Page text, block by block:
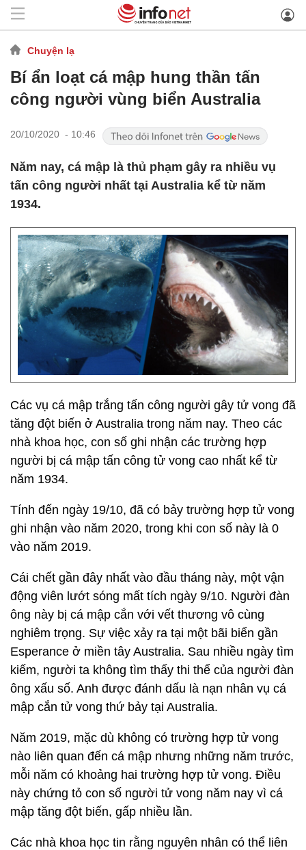
Chuyện lạ
Bí ẩn loạt cá mập hung thần tấn
công người vùng biển Australia
20/10/2020 - 10:46
Năm nay, cá mập là thủ phạm gây ra nhiều vụ
tấn công người nhất tại Australia kể từ năm
1934.
Các vụ cá mập trắng tấn công người gây tử vong đã
tăng đột biến ở Australia trong năm nay. Theo các
nhà khoa học, con số ghi nhận các trường hợp
người bị cá mập tấn công tử vong cao nhất kể từ
năm 1934.
Tính đến ngày 19/10, đã có bảy trường hợp tử vong
ghi nhận vào năm 2020, trong khi con số này là 0
vào năm 2019.
Cái chết gần đây nhất vào đầu tháng này, một vận
động viên lướt sóng mất tích ngày 9/10. Người đàn
ông này bị cá mập cắn với vết thương vô cùng
nghiêm trọng. Sự việc xảy ra tại một bãi biển gần
Esperance ở miền tây Australia. Sau nhiều ngày tìm
kiếm, người ta không tìm thấy thi thể của người đàn
ông xấu số. Anh được đánh dấu là nạn nhân vụ cá
mập cắn tử vong thứ bảy tại Australia.
Năm 2019, mặc dù không có trường hợp tử vong
nào liên quan đến cá mập nhưng những năm trước,
mỗi năm có khoảng hai trường hợp tử vong. Điều
này chứng tỏ con số người tử vong năm nay vì cá
mập tăng đột biến, gấp nhiều lần.
Các nhà khoa học tin rằng nguyên nhân có thể liên